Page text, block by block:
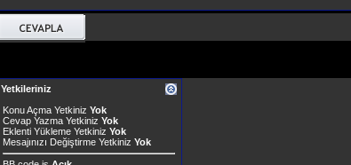
Yetkileriniz
Konu Açma Yetkiniz Yok
Cevap Yazma Yetkiniz Yok
Eklenti Yükleme Yetkiniz Yok
Mesajınızı Değiştirme Yetkiniz Yok